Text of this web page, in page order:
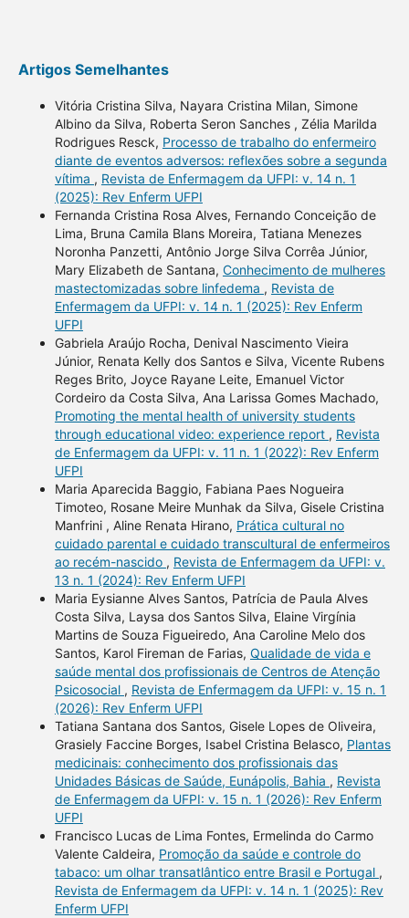
Artigos Semelhantes
Vitória Cristina Silva, Nayara Cristina Milan, Simone
Albino da Silva, Roberta Seron Sanches , Zélia Marilda
Rodrigues Resck, Processo de trabalho do enfermeiro
diante de eventos adversos: reflexões sobre a segunda
vítima , Revista de Enfermagem da UFPI: v. 14 n. 1
(2025): Rev Enferm UFPI
Fernanda Cristina Rosa Alves, Fernando Conceição de
Lima, Bruna Camila Blans Moreira, Tatiana Menezes
Noronha Panzetti, Antônio Jorge Silva Corrêa Júnior,
Mary Elizabeth de Santana, Conhecimento de mulheres
mastectomizadas sobre linfedema , Revista de
Enfermagem da UFPI: v. 14 n. 1 (2025): Rev Enferm
UFPI
Gabriela Araújo Rocha, Denival Nascimento Vieira
Júnior, Renata Kelly dos Santos e Silva, Vicente Rubens
Reges Brito, Joyce Rayane Leite, Emanuel Victor
Cordeiro da Costa Silva, Ana Larissa Gomes Machado,
Promoting the mental health of university students
through educational video: experience report , Revista
de Enfermagem da UFPI: v. 11 n. 1 (2022): Rev Enferm
UFPI
Maria Aparecida Baggio, Fabiana Paes Nogueira
Timoteo, Rosane Meire Munhak da Silva, Gisele Cristina
Manfrini , Aline Renata Hirano, Prática cultural no
cuidado parental e cuidado transcultural de enfermeiros
ao recém-nascido , Revista de Enfermagem da UFPI: v.
13 n. 1 (2024): Rev Enferm UFPI
Maria Eysianne Alves Santos, Patrícia de Paula Alves
Costa Silva, Laysa dos Santos Silva, Elaine Virgínia
Martins de Souza Figueiredo, Ana Caroline Melo dos
Santos, Karol Fireman de Farias, Qualidade de vida e
saúde mental dos profissionais de Centros de Atenção
Psicosocial , Revista de Enfermagem da UFPI: v. 15 n. 1
(2026): Rev Enferm UFPI
Tatiana Santana dos Santos, Gisele Lopes de Oliveira,
Grasiely Faccine Borges, Isabel Cristina Belasco, Plantas
medicinais: conhecimento dos profissionais das
Unidades Básicas de Saúde, Eunápolis, Bahia , Revista
de Enfermagem da UFPI: v. 15 n. 1 (2026): Rev Enferm
UFPI
Francisco Lucas de Lima Fontes, Ermelinda do Carmo
Valente Caldeira, Promoção da saúde e controle do
tabaco: um olhar transatlântico entre Brasil e Portugal ,
Revista de Enfermagem da UFPI: v. 14 n. 1 (2025): Rev
Enferm UFPI